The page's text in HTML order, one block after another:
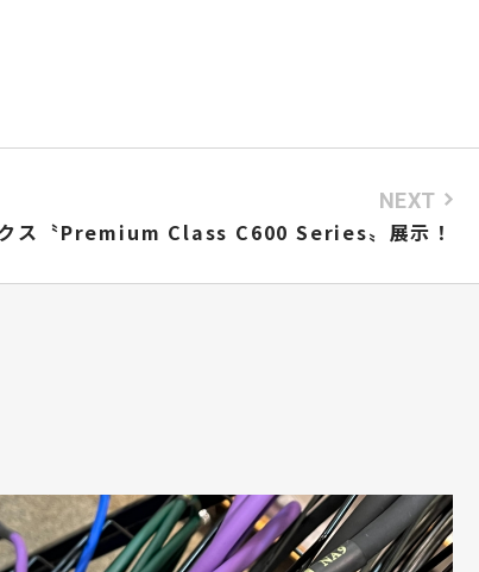
NEXT
ス〝Premium Class C600 Series〟展示！